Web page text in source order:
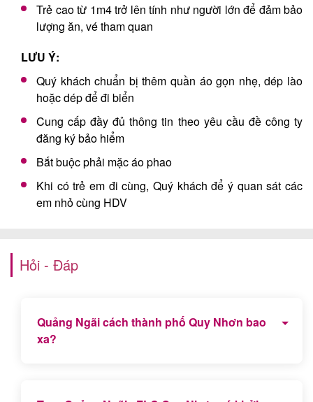
Trẻ cao từ 1m4 trở lên tính như người lớn để đảm bảo
lượng ăn, vé tham quan
LƯU Ý:
Quý khách chuẩn bị thêm quần áo gọn nhẹ, dép lào
hoặc dép để đi biển
Cung cấp đầy đủ thông tin theo yêu cầu đề công ty
đăng ký bảo hiểm
Bắt buộc phải mặc áo phao
Khi có trẻ em đi cùng, Quý khách để ý quan sát các
em nhỏ cùng HDV
Hỏi - Đáp
Quảng Ngãi cách thành phố Quy Nhơn bao
xa?